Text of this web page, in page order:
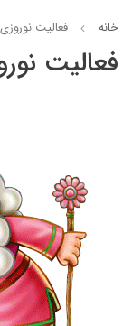
خانه فعالیت
فعالیت